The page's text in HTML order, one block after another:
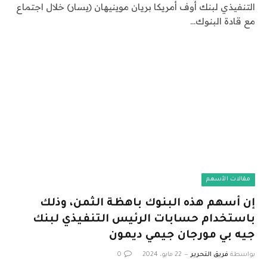
التنفيذي لبنك أوف أمريكا بريان موينيهان (يسار) خلال اجتماع
مع قادة البنوك…
مقالات الأسهم
إن أسهم هذه البنوك باهظة الثمن، وذلك
باستخدام حسابات الرئيس التنفيذي لبنك
جيه بي مورجان جيمي ديمون
بواسطة فريق التحرير 22 مايو، 2024 0